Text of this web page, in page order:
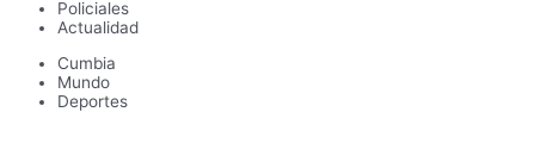
Policiales
Actualidad
Cumbia
Mundo
Deportes